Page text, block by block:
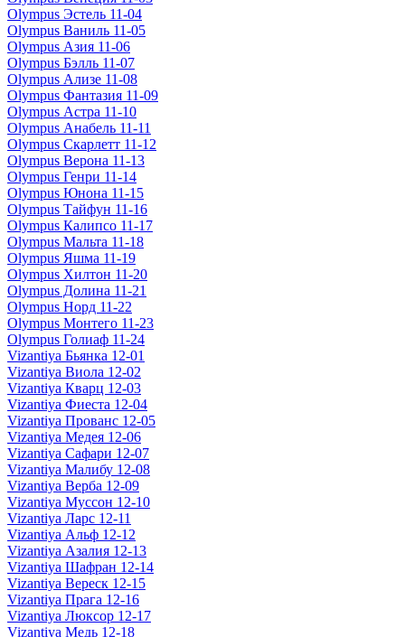
Olympus Эстель 11-04
Olympus Ваниль 11-05
Olympus Азия 11-06
Olympus Бэлль 11-07
Olympus Ализе 11-08
Olympus Фантазия 11-09
Olympus Астра 11-10
Olympus Анабель 11-11
Olympus Скарлетт 11-12
Olympus Верона 11-13
Olympus Генри 11-14
Olympus Юнона 11-15
Olympus Тайфун 11-16
Olympus Калипсо 11-17
Olympus Мальта 11-18
Olympus Яшма 11-19
Olympus Хилтон 11-20
Olympus Долина 11-21
Olympus Норд 11-22
Olympus Монтего 11-23
Olympus Голиаф 11-24
Vizantiya Бьянка 12-01
Vizantiya Виола 12-02
Vizantiya Кварц 12-03
Vizantiya Фиеста 12-04
Vizantiya Прованс 12-05
Vizantiya Медея 12-06
Vizantiya Сафари 12-07
Vizantiya Малибу 12-08
Vizantiya Верба 12-09
Vizantiya Муссон 12-10
Vizantiya Ларс 12-11
Vizantiya Альф 12-12
Vizantiya Азалия 12-13
Vizantiya Шафран 12-14
Vizantiya Вереск 12-15
Vizantiya Прага 12-16
Vizantiya Люксор 12-17
Vizantiya Медь 12-18